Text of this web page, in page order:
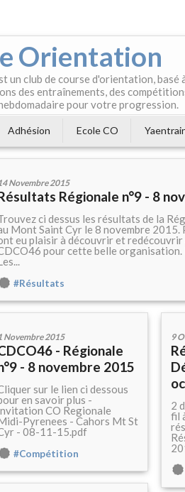
Orientation
club de course d'orientation, basé
des entraînements, des
pour votre progression.
Adhésion Ecole CO
Novembre 2015
Régionale n°9 - 8
ci dessus les résultats de la
Mont Saint Cyr le 8 novembre
eu plaisir à découvrir et
pour cette belle
#Résultats
Novembre 2015
- Régionale
- 8 novembre 2015
sur le lien ci dessous
en savoir plus -
CO Regionale
Pyrenees - Cahors Mt St
- 08-11-15.pdf
#Compétition
9
2
fil